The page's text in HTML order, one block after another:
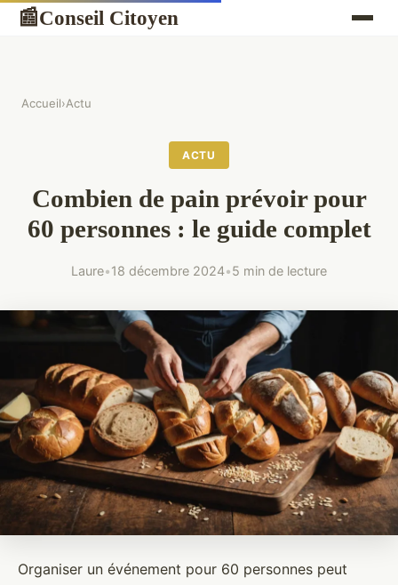
📰Conseil Citoyen
Accueil›Actu
ACTU
Combien de pain prévoir pour
60 personnes : le guide complet
Laure•18 décembre 2024•5 min de lecture
Organiser un événement pour 60 personnes peut